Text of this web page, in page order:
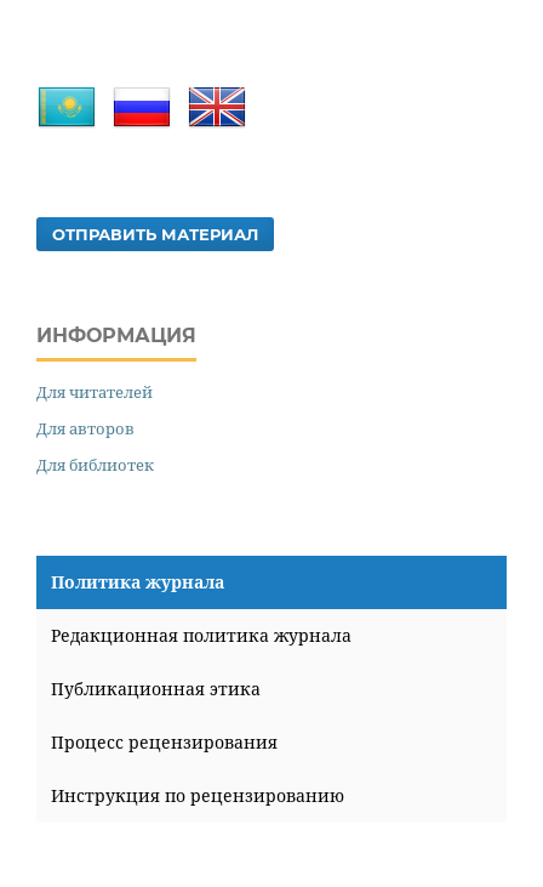
ОТПРАВИТЬ МАТЕРИАЛ
ИНФОРМАЦИЯ
Для читателей
Для авторов
Для библиотек
Политика журнала
Редакционная политика журнала
Публикационная этика
Процесс рецензирования
Инструкция по рецензированию